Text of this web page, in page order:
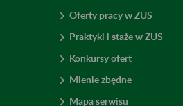
Oferty pracy w ZUS
Praktyki i staże w ZUS
Konkursy ofert
Mienie zbędne
Mapa serwisu